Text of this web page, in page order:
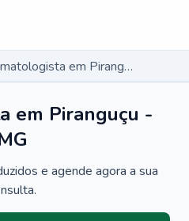
Dermatologista em Piranguçu - MG
em Piranguçu -
e agende agora a sua